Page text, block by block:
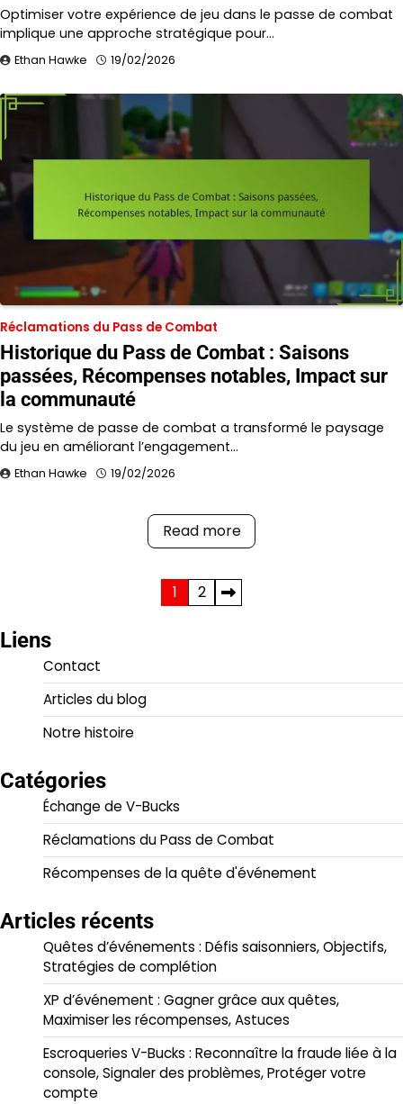
Optimiser votre expérience de jeu dans le passe de combat
implique une approche stratégique pour…
Ethan Hawke 19/02/2026
Réclamations du Pass de Combat
Historique du Pass de Combat : Saisons
passées, Récompenses notables, Impact sur
la communauté
Le système de passe de combat a transformé le paysage
du jeu en améliorant l’engagement…
Ethan Hawke 19/02/2026
Read more
pagination
1 2
Liens
Contact
Articles du blog
Notre histoire
Catégories
Échange de V-Bucks
Réclamations du Pass de Combat
Récompenses de la quête d'événement
Articles récents
Quêtes d’événements : Défis saisonniers, Objectifs,
Stratégies de complétion
XP d’événement : Gagner grâce aux quêtes,
Maximiser les récompenses, Astuces
Escroqueries V-Bucks : Reconnaître la fraude liée à la
console, Signaler des problèmes, Protéger votre
compte